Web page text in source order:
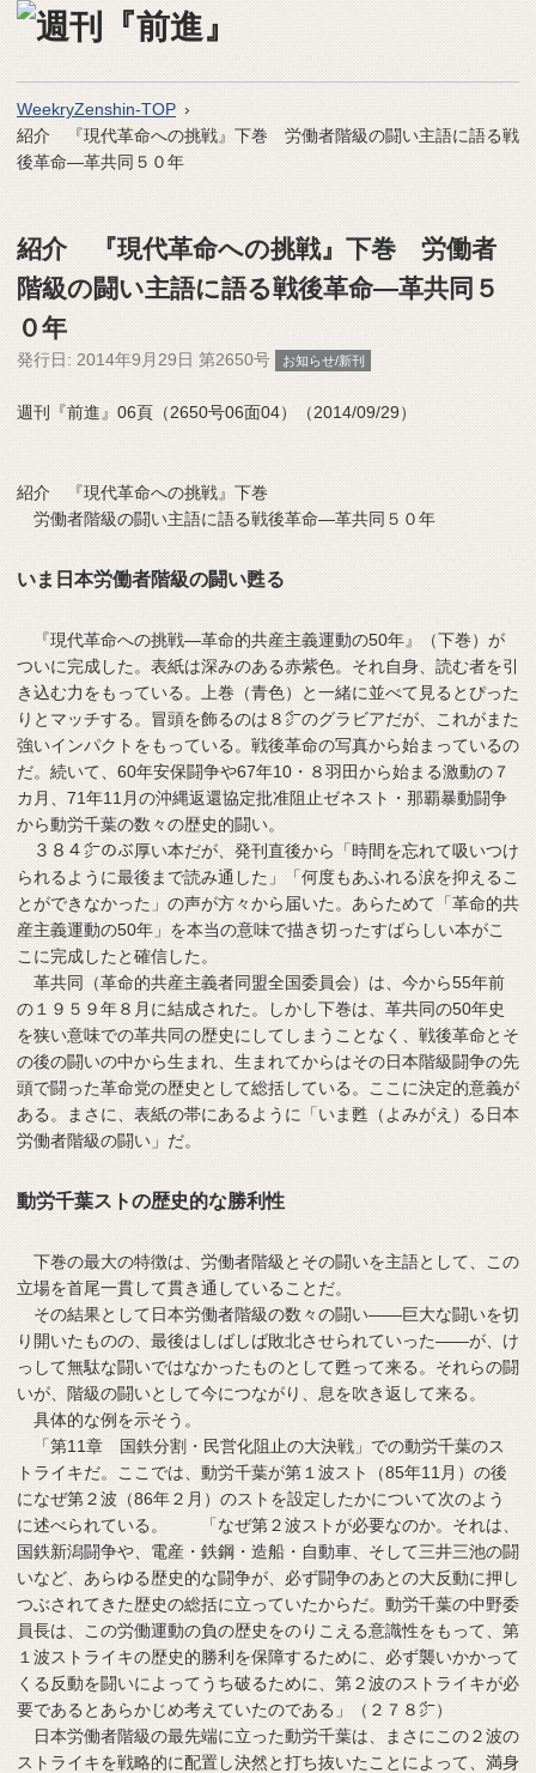
WeekryZenshin-TOP
紹介 『現代革命への挑戦』下巻 労働者階級の闘い主語に語る戦
後革命―革共同５０年
紹介 『現代革命への挑戦』下巻 労働者
階級の闘い主語に語る戦後革命―革共同５
０年
発行日: 2014年9月29日 第2650号 お知らせ/新刊
週刊『前進』06頁（2650号06面04）（2014/09/29）
紹介 『現代革命への挑戦』下巻
労働者階級の闘い主語に語る戦後革命―革共同５０年
いま日本労働者階級の闘い甦る
『現代革命への挑戦―革命的共産主義運動の50年』（下巻）が
ついに完成した。表紙は深みのある赤紫色。それ自身、読む者を引
き込む力をもっている。上巻（青色）と一緒に並べて見るとぴった
りとマッチする。冒頭を飾るのは８㌻のグラビアだが、これがまた
強いインパクトをもっている。戦後革命の写真から始まっているの
だ。続いて、60年安保闘争や67年10・８羽田から始まる激動の７
カ月、71年11月の沖縄返還協定批准阻止ゼネスト・那覇暴動闘争
から動労千葉の数々の歴史的闘い。
３８４㌻のぶ厚い本だが、発刊直後から「時間を忘れて吸いつけ
られるように最後まで読み通した」「何度もあふれる涙を抑えるこ
とができなかった」の声が方々から届いた。あらためて「革命的共
産主義運動の50年」を本当の意味で描き切ったすばらしい本がこ
こに完成したと確信した。
革共同（革命的共産主義者同盟全国委員会）は、今から55年前
の１９５９年８月に結成された。しかし下巻は、革共同の50年史
を狭い意味での革共同の歴史にしてしまうことなく、戦後革命とそ
の後の闘いの中から生まれ、生まれてからはその日本階級闘争の先
頭で闘った革命党の歴史として総括している。ここに決定的意義が
ある。まさに、表紙の帯にあるように「いま甦（よみがえ）る日本
労働者階級の闘い」だ。
動労千葉ストの歴史的な勝利性
下巻の最大の特徴は、労働者階級とその闘いを主語として、この
立場を首尾一貫して貫き通していることだ。
その結果として日本労働者階級の数々の闘い――巨大な闘いを切
り開いたものの、最後はしばしば敗北させられていった――が、け
っして無駄な闘いではなかったものとして甦って来る。それらの闘
いが、階級の闘いとして今につながり、息を吹き返して来る。
具体的な例を示そう。
「第11章 国鉄分割・民営化阻止の大決戦」での動労千葉のス
トライキだ。ここでは、動労千葉が第１波スト（85年11月）の後
になぜ第２波（86年２月）のストを設定したかについて次のよう
に述べられている。 「なぜ第２波ストが必要なのか。それは、
国鉄新潟闘争や、電産・鉄鋼・造船・自動車、そして三井三池の闘
いなど、あらゆる歴史的な闘争が、必ず闘争のあとの大反動に押し
つぶされてきた歴史の総括に立っていたからだ。動労千葉の中野委
員長は、この労働運動の負の歴史をのりこえる意識性をもって、第
１波ストライキの歴史的勝利を保障するために、必ず襲いかかって
くる反動を闘いによってうち破るために、第２波のストライキが必
要であるとあらかじめ考えていたのである」（２７８㌻）
日本労働者階級の最先端に立った動労千葉は、まさにこの２波の
ストライキを戦略的に配置し決然と打ち抜いたことによって、満身